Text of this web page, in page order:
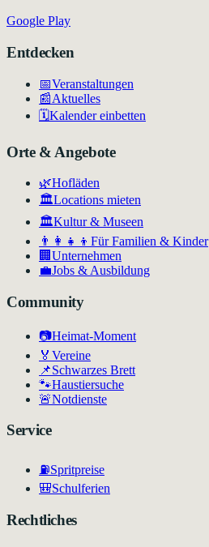
Google Play
Entdecken
📅Veranstaltungen
📰Aktuelles
🗓️Kalender einbetten
Orte & Angebote
🌿Hofläden
🏛️Locations mieten
🏛Kultur & Museen
👨‍👩‍👧‍👦 Für Familien & Kinder
🏢 Unternehmen
💼Jobs & Ausbildung
Community
📷Heimat-Moment
🏅 Vereine
📌Schwarzes Brett
🐾Haustiersuche
🚨Notdienste
Service
⛽Spritpreise
🎒Schulferien
Rechtliches